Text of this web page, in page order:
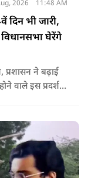
2026 11:48 AM
दिन भी जारी,
घेरेंगे
रहा है.